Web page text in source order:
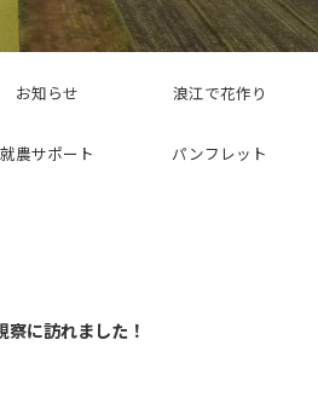
お知らせ 浪江で花作り
就農サポート パンフレット
に訪れました！